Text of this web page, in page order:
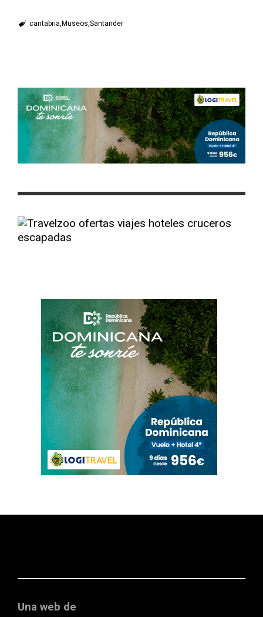
cantabria Museos Santander
Una web de